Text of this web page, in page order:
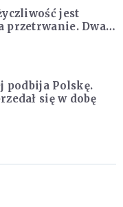
jest
przetrwanie. Dwa
[REPORTAŻ]
podbija Polskę.
się w dobę